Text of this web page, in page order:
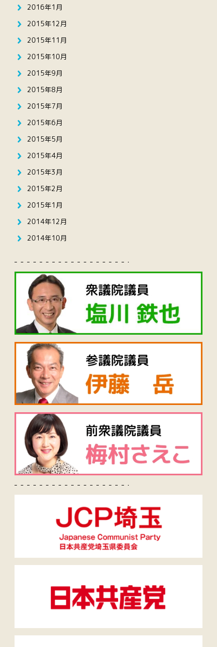
2016年1月
2015年12月
2015年11月
2015年10月
2015年9月
2015年8月
2015年7月
2015年6月
2015年5月
2015年4月
2015年3月
2015年2月
2015年1月
2014年12月
2014年10月